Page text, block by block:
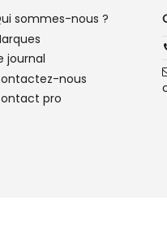
sommes-nous ?
journal
nous
pro